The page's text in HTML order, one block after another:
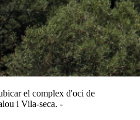
el complex d'oci de
i Vila-seca. -